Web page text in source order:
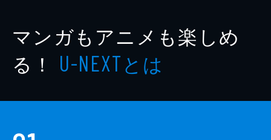
マンガもアニメも楽しめ
る！ U-NEXTとは